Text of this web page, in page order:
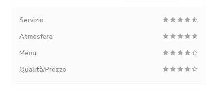
Servizio
Atmosfera
Menu
Qualità/Prezzo